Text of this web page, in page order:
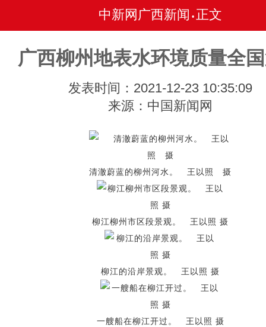
中新网广西新闻 • 正文
广西柳州地表水环境质量全
发表时间：2021-12-23 10:35:09
来源：中国新闻网
清澈蔚蓝的柳州河水。 王以照 摄
柳江柳州市区段景观。 王以照 摄
柳江的沿岸景观。 王以照 摄
一艘船在柳江开过。 王以照 摄